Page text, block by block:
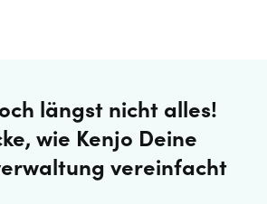
längst nicht alles!
wie Kenjo Deine
vereinfacht